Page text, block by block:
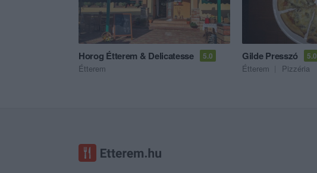
Horog Étterem & Delicatesse 5.0
Étterem
Gilde Presszó 5.0
Étterem Pizzéria